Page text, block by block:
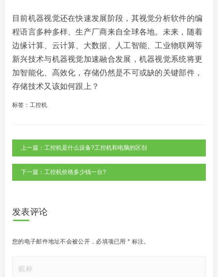
目前机器视觉还在快速发展阶段，其视觉分析软件的编
程语言多种多样、生产厂商来自全球各地。未来，随着
边缘计算、云计算、大数据、人工智能、工业物联网等
新兴技术与机器视觉加速融合发展，机器视觉系统将更
加智能化、高效化，存储仍然是不可或缺的关键部件，
存储技术又该如何跟上？
标签： 工控机
上一篇：工控机是什么设备?工控机和电脑的区别
下一篇：工控机价格多少钱一台?
发表评论
您的电子邮件地址不会被公开， 必填项已用* 标注。